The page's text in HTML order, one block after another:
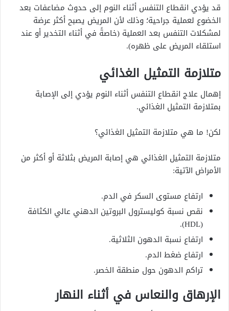
قد يؤدي انقطاع التنفس أثناء النوم إلى حدوث مضاعفات بعد
الخضوع لعملية جراحية؛ وذلك لأن المريض يصبح أكثر عرضة
لمشكلات التنفس بعد العملية (خاصةً في أثناء التخدير أو عند
استلقاء المريض على ظهره).
متلازمة التمثيل الغذائي
إهمال علاج انقطاع التنفس أثناء النوم يؤدي إلى الإصابة
بمتلازمة التمثيل الغذائي.
لكن! ما هي متلازمة التمثيل الغذائي؟
متلازمة التمثيل الغذائي هي إصابة المريض بثلاثة أو أكثر من
الأمراض الآتية:
ارتفاع مستوى السكر في الدم.
نقص نسبة كوليسترول البروتين الدهني عالي الكثافة
(HDL).
ارتفاع نسبة الدهون الثلاثية.
ارتفاع ضغط الدم.
تراكم الدهون حول منطقة الخصر.
الإرهاق والنعاس في أثناء النهار